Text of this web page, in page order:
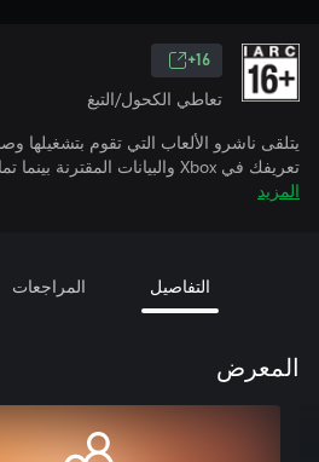
16+
تعاطي الكحول/التبغ
يتلقى ناشرو الألعاب التي تقوم بتشغيلها
تعريفك في Xbox والبيانات المقترنة بينما تمارس الألعاب.
المزيد
التفاصيل المراجعات
المعرض